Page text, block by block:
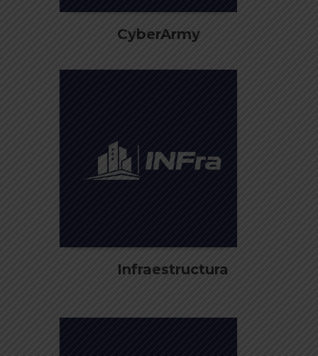
CyberArmy
Infraestructura